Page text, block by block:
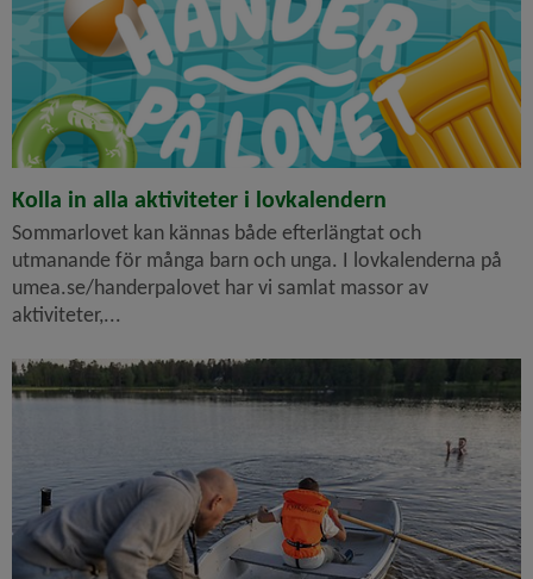
Kolla in alla aktiviteter i lovkalendern
Sommarlovet kan kännas både efterlängtat och
utmanande för många barn och unga. I lovkalenderna på
umea.se/handerpalovet har vi samlat massor av
aktiviteter,...